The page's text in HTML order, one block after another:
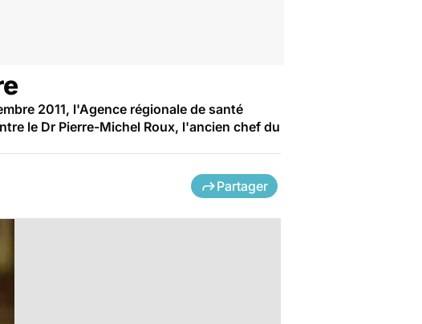
2011, l'Agence régionale de santé
le Dr Pierre-Michel Roux, l'ancien chef du
Partager